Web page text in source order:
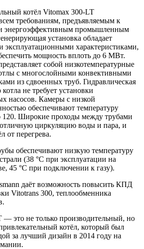
котёл Vitomax 300-LT
требованиям, предъявляемым к
энергоэффективным промышленным
установка обладает
эксплуатационными характеристиками,
мощность вплоть до 6 МВт.
собой низкотемпературные
с многослойными конвективными
из сдвоенных труб. Гидравлическая
не требует установки
насосов. Камеры с низкой
обеспечивают температуру
120. Широкие проходы между трубами
циркуляцию воды и пара, и
от перегрева.
обеспечивают низкую температуру
(38 °C при эксплуатации на
45 °C при подключении к газу).
даёт возможность повысить КПД
Vitotrans 300, теплообменника
— это не только производительный, но
котёл, который был
за лучший дизайн в 2014 году на